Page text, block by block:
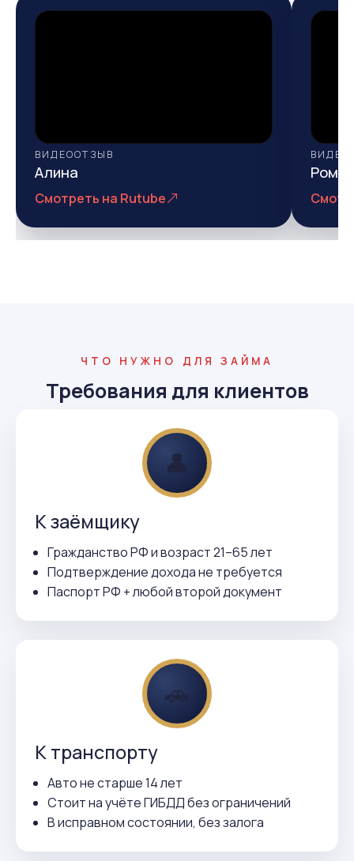
ВИДЕООТЗЫВ
Алина
Смотреть на Rutube
ЧТО НУЖНО ДЛЯ ЗАЙМА
Требования для клиентов
👤
К заёмщику
Гражданство РФ и возраст 21–65 лет
Подтверждение дохода не требуется
Паспорт РФ + любой второй документ
🚗
К транспорту
Авто не старше 14 лет
Стоит на учёте ГИБДД без ограничений
В исправном состоянии, без залога